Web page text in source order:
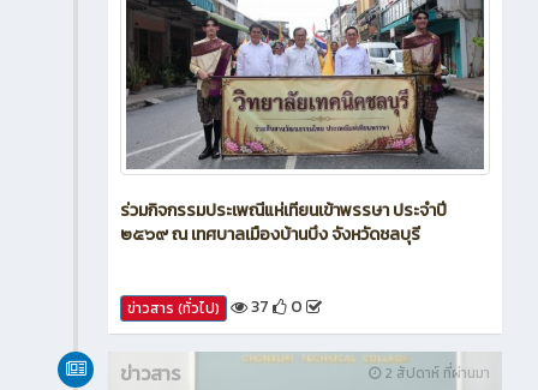
ร่วมกิจกรรมประเพณีแห่เทียนเข้าพรรษา ประจำปี
๒๕๖๙ ณ เทศบาลเมืองบ้านบึง จังหวัดชลบุรี
ข่าวสาร (ทั่วไป) 37 0
2 สัปดาห์ ที่ผ่านมา
ข่าวสาร